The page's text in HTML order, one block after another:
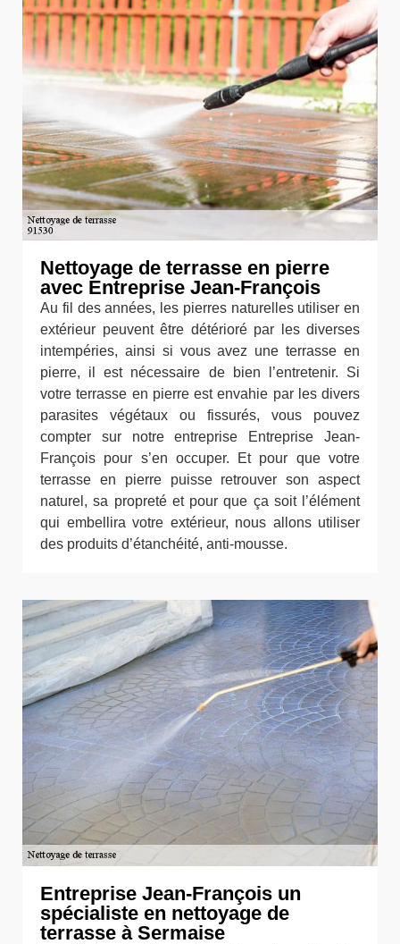
Nettoyage de terrasse en pierre
avec Entreprise Jean-François
Au fil des années, les pierres naturelles utiliser en
extérieur peuvent être détérioré par les diverses
intempéries, ainsi si vous avez une terrasse en
pierre, il est nécessaire de bien l’entretenir. Si
votre terrasse en pierre est envahie par les divers
parasites végétaux ou fissurés, vous pouvez
compter sur notre entreprise Entreprise Jean-
François pour s’en occuper. Et pour que votre
terrasse en pierre puisse retrouver son aspect
naturel, sa propreté et pour que ça soit l’élément
qui embellira votre extérieur, nous allons utiliser
des produits d’étanchéité, anti-mousse.
Entreprise Jean-François un
spécialiste en nettoyage de
terrasse à Sermaise